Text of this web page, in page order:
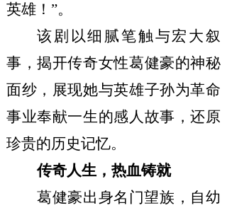
英雄！ ”。
该剧以细腻笔触与宏大叙
事，揭开传奇女性葛健豪的神秘
面纱，展现她与英雄子孙为革命
事业奉献一生的感人故事，还原
珍贵的历史记忆。
传奇人生，热血铸就
葛健豪出身名门望族，自幼